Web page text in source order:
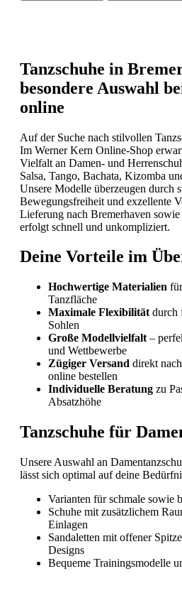
Tanzschuhe in
besondere Auswahl
online
Auf der Suche nach stilvollen
Im Werner Kern Online-Shop
Vielfalt an Damen- und
Salsa, Tango, Bachata, Kizomba
Unsere Modelle überzeugen durch
Bewegungsfreiheit und exzellente
Lieferung nach Bremerhaven
erfolgt schnell und unkompliziert.
Deine Vorteile im
Hochwertige Materialien
Tanzfläche
Maximale Flexibilität durch
Sohlen
Große Modellvielfalt –
und Wettbewerbe
Zügiger Versand direkt
online bestellen
Individuelle Beratung zu
Absatzhöhe
Tanzschuhe für
Unsere Auswahl an
lässt sich optimal auf deine
Varianten für schmale sowie
Schuhe mit zusätzlichem
Einlagen
Sandaletten mit offener
Designs
Bequeme Trainingsmodelle